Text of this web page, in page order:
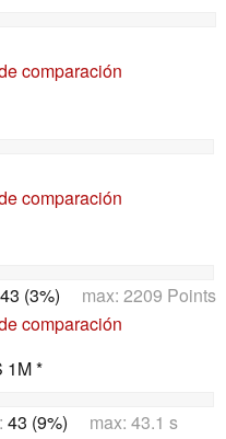
comparación
comparación
(3%) max: 2209 Points
comparación
1M *
43 (9%) max: 43.1 s